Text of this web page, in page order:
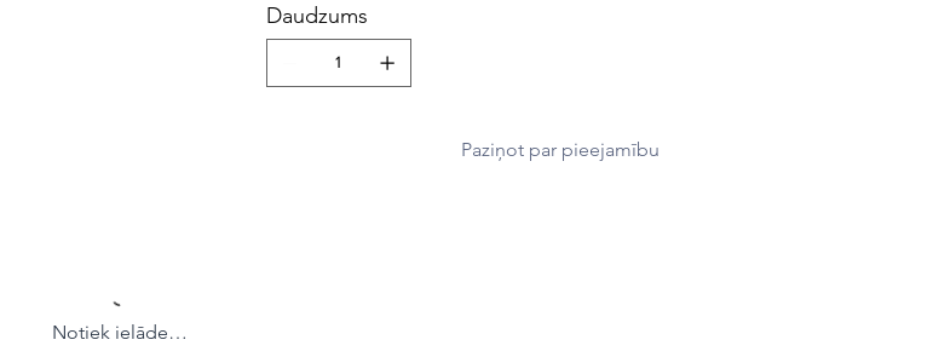
Daudzums
Paziņot par pieejamību
Notiek ielāde…